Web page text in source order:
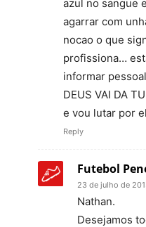
azul no sangue
agarrar com
nocao o que
profissiona…
informar
DEUS VAI DA
e vou lutar por
Reply
Futebol
23 de julho de
Nathan.
Desejamos